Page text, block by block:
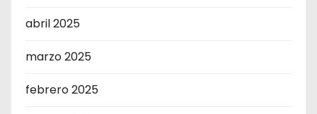
abril 2025
marzo 2025
febrero 2025